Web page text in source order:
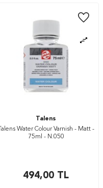
Talens
Talens Water Colour Varnish - Matt -
75ml - N.050
494,00 TL